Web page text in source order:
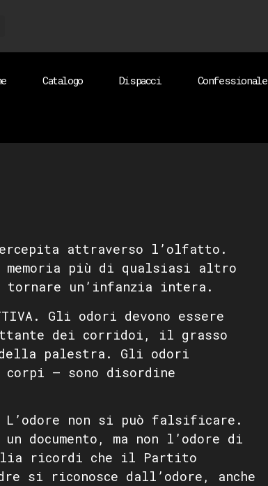
Catalogo Dispacci Confessionale
attraverso l’olfatto.
più di qualsiasi altro
tornare un’infanzia intera.
Gli odori devono essere
dei corridoi, il grasso
palestra. Gli odori
— sono disordine
non si può falsificare.
documento, ma non l’odore di
ricordi che il Partito
si riconosce dall’odore, anche